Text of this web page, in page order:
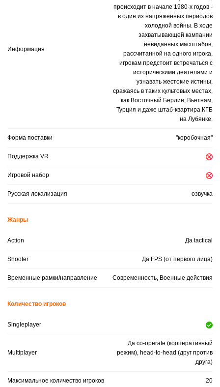
Информация
происходит в начале 1980-х годов -
в один из напряженных периодов
холодной войны. В ходе
захватывающей кампании
невиданных масштабов,
рассчитанной на одного игрока,
игрокам предстоит встречаться с
историческими деятелями и
узнавать жестокие истины,
сражаясь в таких культовых местах,
как Восточный Берлин, Вьетнам,
Турция и даже штаб-квартира КГБ
на Лубянке.
Форма поставки "коробочная"
Поддержка VR
Игровой набор
Русская локализация озвучка
Жанры
Action Да tactical
Shooter Да FPS (от первого лица)
Временные рамки/направление Современность, Военные действия
Количество игроков
Singleplayer
Multiplayer
Да co-operate (кооперативный
режим), head-to-head (друг против
друга)
Максимальное количество игроков 20